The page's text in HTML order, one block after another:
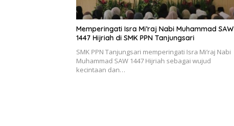
Memperingati Isra Mi’raj Nabi Muhammad SAW
1447 Hijriah di SMK PPN Tanjungsari
SMK PPN Tanjungsari memperingati Isra Mi’raj Nabi
Muhammad SAW 1447 Hijriah sebagai wujud
kecintaan dan…